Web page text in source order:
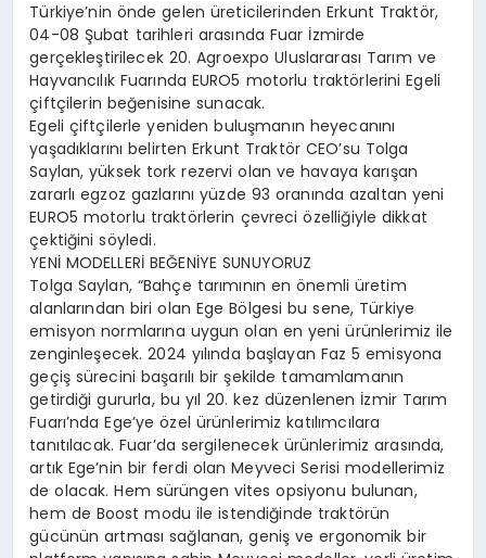
Türkiye’nin önde gelen üreticilerinden Erkunt Traktör,
04-08 Şubat tarihleri arasında Fuar İzmirde
gerçekleştirilecek 20. Agroexpo Uluslararası Tarım ve
Hayvancılık Fuarında EURO5 motorlu traktörlerini Egeli
çiftçilerin beğenisine sunacak.
Egeli çiftçilerle yeniden buluşmanın heyecanını
yaşadıklarını belirten Erkunt Traktör CEO’su Tolga
Saylan, yüksek tork rezervi olan ve havaya karışan
zararlı egzoz gazlarını yüzde 93 oranında azaltan yeni
EURO5 motorlu traktörlerin çevreci özelliğiyle dikkat
çektiğini söyledi.
YENİ MODELLERİ BEĞENİYE SUNUYORUZ
Tolga Saylan, “Bahçe tarımının en önemli üretim
alanlarından biri olan Ege Bölgesi bu sene, Türkiye
emisyon normlarına uygun olan en yeni ürünlerimiz ile
zenginleşecek. 2024 yılında başlayan Faz 5 emisyona
geçiş sürecini başarılı bir şekilde tamamlamanın
getirdiği gururla, bu yıl 20. kez düzenlenen İzmir Tarım
Fuarı’nda Ege’ye özel ürünlerimiz katılımcılara
tanıtılacak. Fuar’da sergilenecek ürünlerimiz arasında,
artık Ege’nin bir ferdi olan Meyveci Serisi modellerimiz
de olacak. Hem sürüngen vites opsiyonu bulunan,
hem de Boost modu ile istendiğinde traktörün
gücünün artması sağlanan, geniş ve ergonomik bir